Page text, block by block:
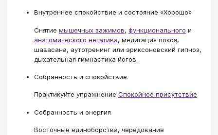
Внутреннее спокойствие и состояние «Хорошо»
Снятие мышечных зажимов, функционального и
анатомического негатива, медитация покоя,
шавасана, аутотренинг или эриксоновский гипноз,
дыхательная гимнастика йогов.
Собранность и спокойствие.
Практикуйте упражнение Спокойное присутствие
Собранность и энергия
Восточные единоборства, чередование